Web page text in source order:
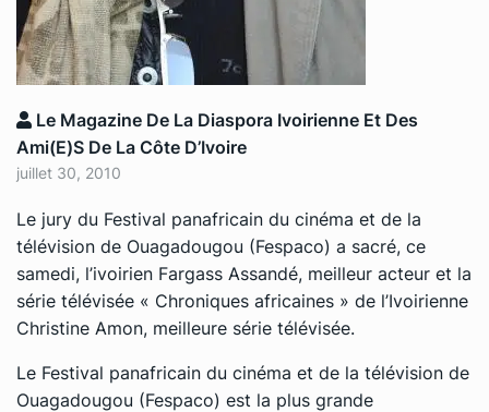
Le Magazine De La Diaspora Ivoirienne Et Des
Ami(e)s De La Côte D’Ivoire
juillet 30, 2010
Le jury du Festival panafricain du cinéma et de la
télévision de Ouagadougou (Fespaco) a sacré, ce
samedi, l’ivoirien Fargass Assandé, meilleur acteur et la
série télévisée « Chroniques africaines » de l’Ivoirienne
Christine Amon, meilleure série télévisée.
Le Festival panafricain du cinéma et de la télévision de
Ouagadougou (Fespaco) est la plus grande